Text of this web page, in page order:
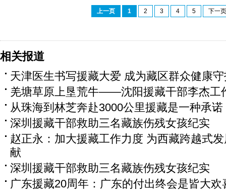
上一页 1 2 3 4 5 下一页
相关报道
天津医生书写援藏大爱 成为藏区群众健康
羌塘草原上垦荒牛——沈阳援藏干部李杰工
从珠海到林芝奔赴3000公里援藏是一种承诺
深圳援藏干部救助三名藏族伤残女孩纪实
赵正永：加大援藏工作力度 为西藏跨越式
献
深圳援藏干部救助三名藏族伤残女孩纪实
广东援藏20周年：广东的付出终会是皆大欢